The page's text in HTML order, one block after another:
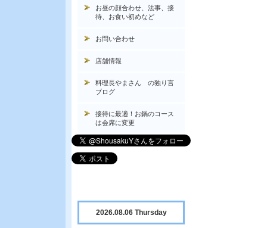
お昼の顔合わせ、法事、接
待、お食い初めなど
お問い合わせ
店舗情報
料理長やまさん の独り言
ブログ
接待に最適！お鍋のコース
は会席に変更
2026.08.06 Thursday